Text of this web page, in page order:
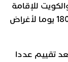
للإقامة
القصيرة لمدة تصل إلى 90 يوما في أي فترة 180 يوما لأغراض
تقييم عددا